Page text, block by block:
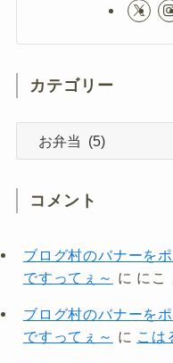
カテゴリー
コメント
ブログ村のバナーを
ですってぇ～ に にこ
ブログ村のバナーを
ですってぇ～ に こは